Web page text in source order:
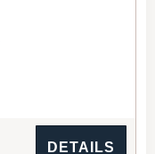
DETAILS